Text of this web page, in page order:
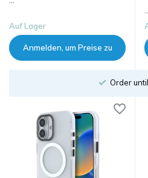
Auf Lager
Anmelden, um Preise zu
Order